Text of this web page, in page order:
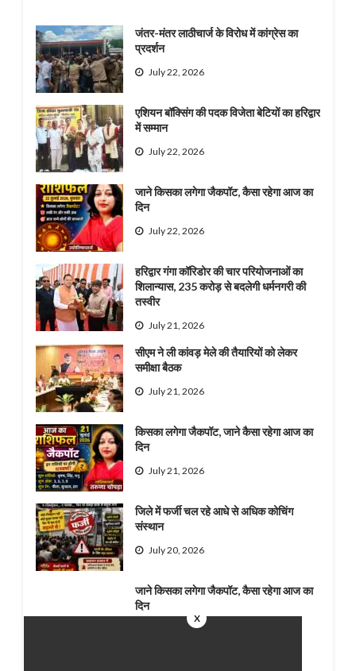
x
जंतर-मंतर लाठीचार्ज के विरोध में कांग्रेस का
प्रदर्शन
July 22, 2026
एशियन बॉक्सिंग की पदक विजेता बेटियों का हरिद्वार
में सम्मान
July 22, 2026
जाने किसका लगेगा जैकपॉट, कैसा रहेगा आज का
दिन
July 22, 2026
हरिद्वार गंगा कॉरिडोर की चार परियोजनाओं का
शिलान्यास, 235 करोड़ से बदलेगी धर्मनगरी की
तस्वीर
July 21, 2026
सीएम ने ली कांवड़ मेले की तैयारियों को लेकर
समीक्षा बैठक
July 21, 2026
किसका लगेगा जैकपॉट, जाने कैसा रहेगा आज का
दिन
July 21, 2026
जिले में फर्जी चल रहे आधे से अधिक कोचिंग
संस्थान
July 20, 2026
जाने किसका लगेगा जैकपॉट, कैसा रहेगा आज का
दिन
July 20, 2026